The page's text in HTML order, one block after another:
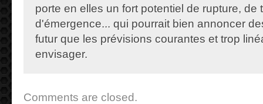
porte en elles un fort potentiel de rupture, de
d'émergence... qui pourrait bien annoncer
futur que les prévisions courantes et trop
envisager.
Comments are closed.